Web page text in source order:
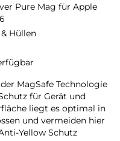
Pure Mag für Apple
Hüllen
MagSafe Technologie
für Gerät und
liegt es optimal in
und vermeiden hier
Yellow Schutz